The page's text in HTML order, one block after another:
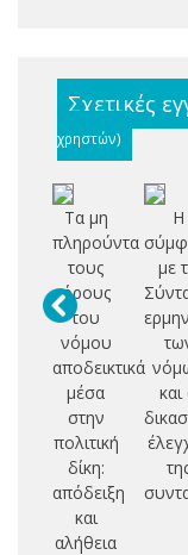
Σχετικές
χρηστών)
Τα μη
πληρούντα
τους
όρους
του
νόμου
αποδεικτικά
μέσα
στην
πολιτική
δίκη:
απόδειξη
και
αλήθεια
Η
με
και